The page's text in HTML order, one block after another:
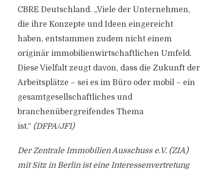
CBRE Deutschland. „Viele der Unternehmen,
die ihre Konzepte und Ideen eingereicht
haben, entstammen zudem nicht einem
originär immobilienwirtschaftlichen Umfeld.
Diese Vielfalt zeugt davon, dass die Zukunft der
Arbeitsplätze – sei es im Büro oder mobil – ein
gesamtgesellschaftliches und
branchenübergreifendes Thema
ist.“ (DFPA/JF1)
Der Zentrale Immobilien Ausschuss e.V. (ZIA)
mit Sitz in Berlin ist eine Interessenvertretung